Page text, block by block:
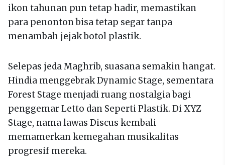
ikon tahunan pun tetap hadir, memastikan
para penonton bisa tetap segar tanpa
menambah jejak botol plastik.
Selepas jeda Maghrib, suasana semakin hangat.
Hindia menggebrak Dynamic Stage, sementara
Forest Stage menjadi ruang nostalgia bagi
penggemar Letto dan Seperti Plastik. Di XYZ
Stage, nama lawas Discus kembali
memamerkan kemegahan musikalitas
progresif mereka.